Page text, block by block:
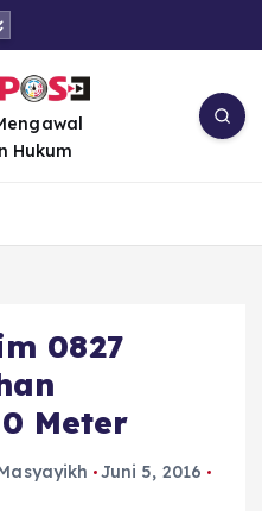
Hukum
0827
Meter
Juni 5, 2016